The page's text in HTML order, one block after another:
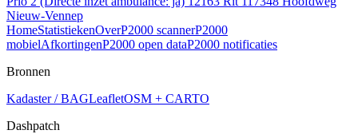
Nieuw-Vennep
HomeStatistiekenOverP2000 scannerP2000
mobielAfkortingenP2000 open dataP2000 notificaties
Bronnen
Kadaster / BAGLeafletOSM + CARTO
Dashpatch